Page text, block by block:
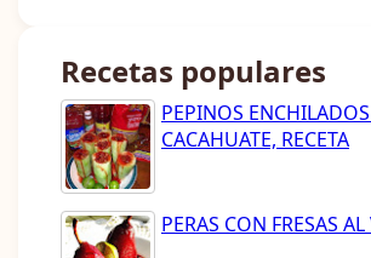
Recetas populares
PEPINOS
CACAHUATE, RECETA
PERAS CON FRESAS